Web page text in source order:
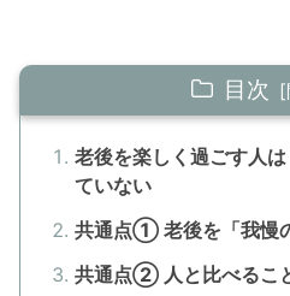
目次
老後を楽しく過ごす人
ていない
共通点① 老後を「我慢
共通点② 人と比べるこ